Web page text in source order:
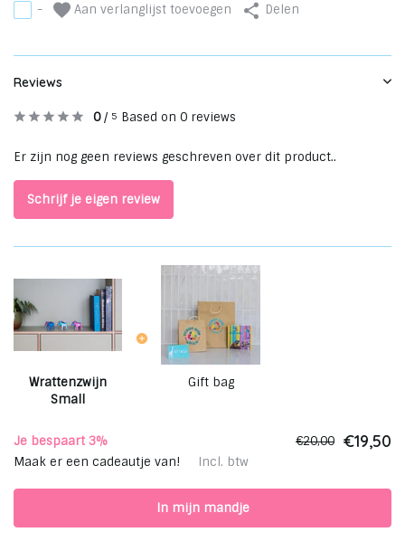
- Aan verlanglijst toevoegen Delen
Reviews
0/ 5 Based on 0 reviews
Er zijn nog geen reviews geschreven over dit product..
Schrijf je eigen review
Wrattenzwijn
Small
Gift bag
Je bespaart 3% €20,00 €19,50
Maak er een cadeautje van! Incl. btw
In mijn mandje